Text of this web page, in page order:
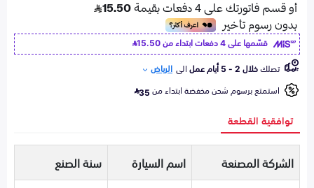
قسّمها على 4 دفعات ابتداء من
15.50
تصلكخلال 2 - 5 أيام عمل الى الرياض
استمتع برسوم شحن مخفضة ابتداء من35
توافقية القطعة
الشركة المصنعة اسم السيارة
سنة الصنع